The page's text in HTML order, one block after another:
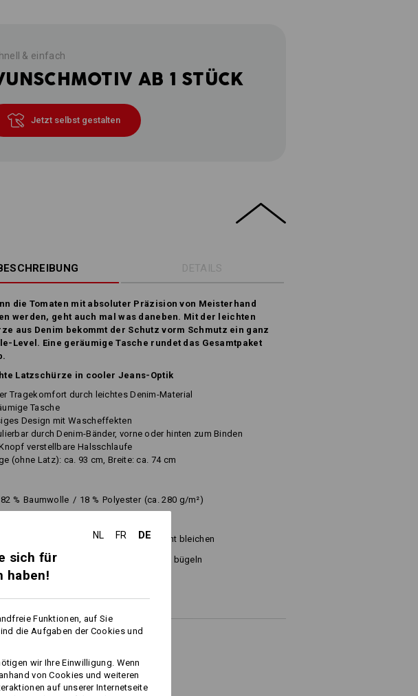
& einfach
AB 1 STÜCK
Jetzt selbst gestalten
DETAILS
die Tomaten mit absoluter Präzision von Meisterhand
werden, geht auch mal was daneben. Mit der leichten
aus Denim bekommt der Schutz vorm Schmutz ein ganz
Level. Eine geräumige Tasche rundet das Gesamtpaket
Latzschürze in cooler Jeans-Optik
Tragekomfort durch leichtes Denim-Material
Tasche
Design mit Wascheffekten
durch Denim-Bänder, vorne oder hinten zum Binden
verstellbare Halsschlaufe
(ohne Latz): ca. 93 cm, Breite: ca. 74 cm
82 % Baumwolle / 18 % Polyester (ca. 280 g/m²)
Nicht bleichen
im Trockner schonend
Kalt bügeln
trockenreinigen
NL FR DE
sich für
haben!
Funktionen, auf Sie
die Aufgaben der Cookies und
wir Ihre Einwilligung. Wenn
von Cookies und weiteren
auf unserer Internetseite